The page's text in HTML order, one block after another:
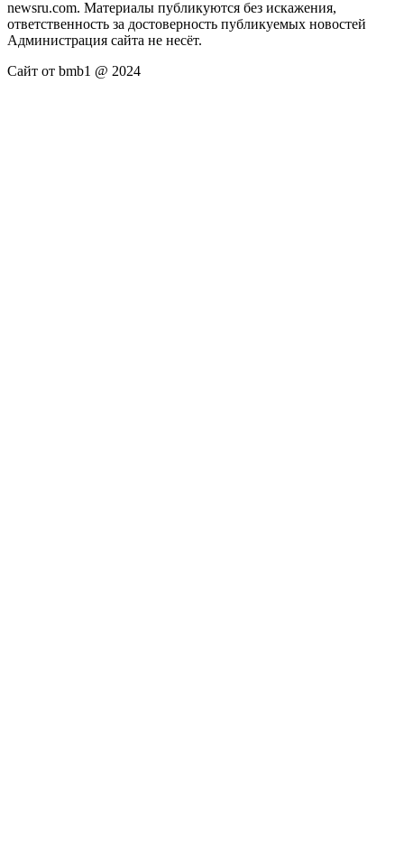
newsru.com. Материалы публикуются без искажения,
ответственность за достоверность публикуемых новостей
Администрация сайта не несёт.
Сайт от bmb1 @ 2024